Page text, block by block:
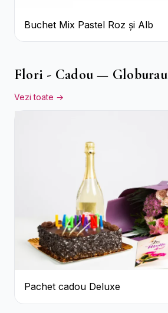
Buchet Mix Pastel Roz și Alb
Flori - Cadou — Globurau
Vezi toate →
Pachet cadou Deluxe